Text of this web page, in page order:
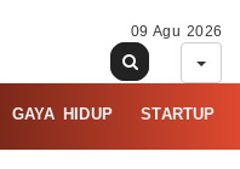
09 Agu 2026
GAYA HIDUP STARTUP